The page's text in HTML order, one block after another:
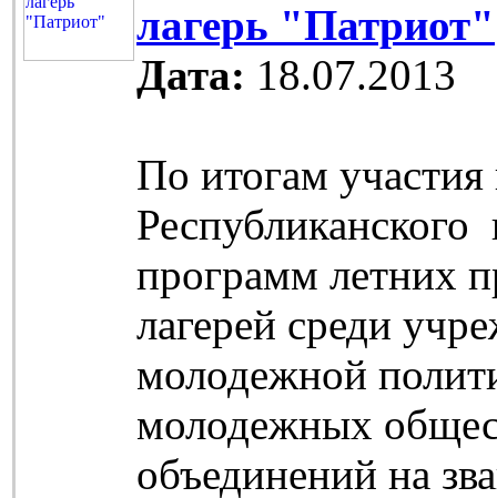
лагерь "Патриот"
Дата: 18.07.2013
По итогам участия
Республиканского
программ летних
лагерей среди
молодежной
молодежных
объединений на